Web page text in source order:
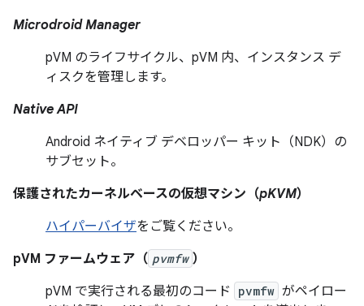
Microdroid Manager
pVM のライフサイクル、pVM 内、インスタンス デ
ィスクを管理します。
Native API
Android ネイティブ デベロッパー キット（NDK）の
サブセット。
保護されたカーネルベースの仮想マシン（pKVM）
ハイパーバイザをご覧ください。
pVM ファームウェア（ pvmfw ）
pVM で実行される最初のコード
pvmfw がペイロー